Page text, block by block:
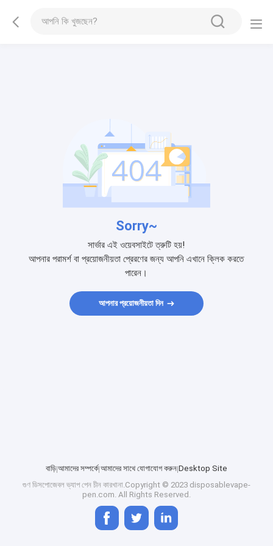
Sorry~
সার্ভার এই ওয়েবসাইটে ত্রুটি হয়!
আপনার পরামর্শ বা প্রয়োজনীয়তা প্রেরণের জন্য আপনি এখানে ক্লিক করতে
পারেন।
আপনার প্রয়োজনীয়তা দিন
বাড়ি আমাদের সম্পর্কে আমাদের সাথে যোগাযোগ করুন Desktop Site
গুণ ডিসপোজেবল ভ্যাপ পেন চীন কারখানা.Copyright © 2023 disposablevape-
pen.com. All Rights Reserved.